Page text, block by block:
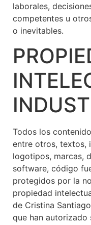
laborales,
competentes u
o inevitables.
Todos los
entre otros, textos,
logotipos, marcas,
software, código
protegidos por la
propiedad
de Cristina
que han autorizado